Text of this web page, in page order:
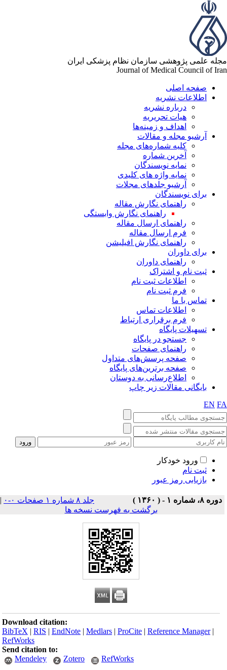
علمی پژوهشی سازمان نظام پزشکی ایران
Journal of Medical Council of
صفحه اصلی
اطلاعات نشریه
درباره نشریه
هیات تحریریه
اهداف و زمینه‌ها
آرشیو مجله و مقالات
کلیه شماره‌های مجله
آخرین شماره
نمایه نویسندگان
نمایه واژه های کلیدی
آرشیو جلدهای مجلات
برای نویسندگان
راهنمای نگارش مقاله
راهنمای نگارش وابستگی
راهنمای ارسال مقاله
فرم ارسال مقاله
راهنمای نگارش افیلیشن
برای داوران
راهنمای داوران
ثبت نام و اشتراک
اطلاعات ثبت نام
فرم ثبت نام
تماس با ما
اطلاعات تماس
فرم برقراری ارتباط
تسهیلات پایگاه
جستجو در پایگاه
راهنمای صفحات
صفحه پرسش‌های متداول
صفحه برترین‌های پایگاه
اطلاع‌رسانی به دوستان
بایگانی مقالات زیر چاپ
EN
ورود خودکار
ثبت نام
بازیابی رمز عبور
دوره ۸، شماره ۱ - ( ۱۳۶۰ ) جلد ۸ شماره ۱ صفحات ۰-۰
|
برگشت به فهرست نسخه ها
Download citation:
BibTeX |RIS |EndNote |Medlars |ProCite |Reference Manager
RefWorks
Send citation to:
Mendeley
Zotero RefWorks